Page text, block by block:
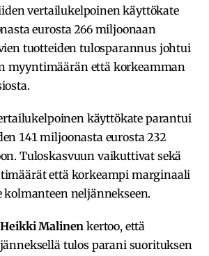
vertailukelpoinen käyttökate
eurosta 266 miljoonaan
tuotteiden tulosparannus johtui
myyntimäärän että korkeamman
käyttökate parantui
141 miljoonasta eurosta 232
Tuloskasvuun vaikuttivat sekä
että korkeampi marginaali
neljännekseen.
Malinenkertoo, että
tulos parani suorituksen